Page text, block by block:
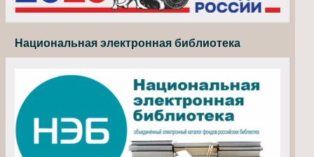
Национальная электронная библиотека